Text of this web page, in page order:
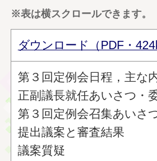
※表は横スクロールできます。
ダウンロード（PDF・
第３回定例会日程，主な
正副議長就任あいさつ・
第３回定例会召集あいさ
提出議案と審査結果
議案質疑